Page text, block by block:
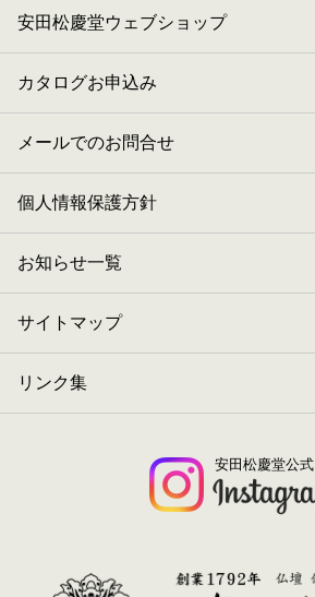
安田松慶堂ウェブショップ
カタログお申込み
メールでのお問合せ
個人情報保護方針
お知らせ一覧
サイトマップ
リンク集
安田松慶堂公式